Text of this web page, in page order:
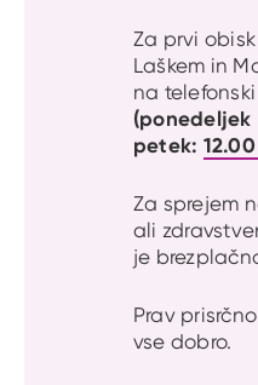
Za prvi
Laškem in
na
petek:
Za sprejem
ali
je
Prav
vse dobro.